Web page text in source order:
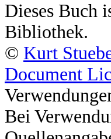
Dieses Buch
Bibliothek.
© Kurt
Document
Bei